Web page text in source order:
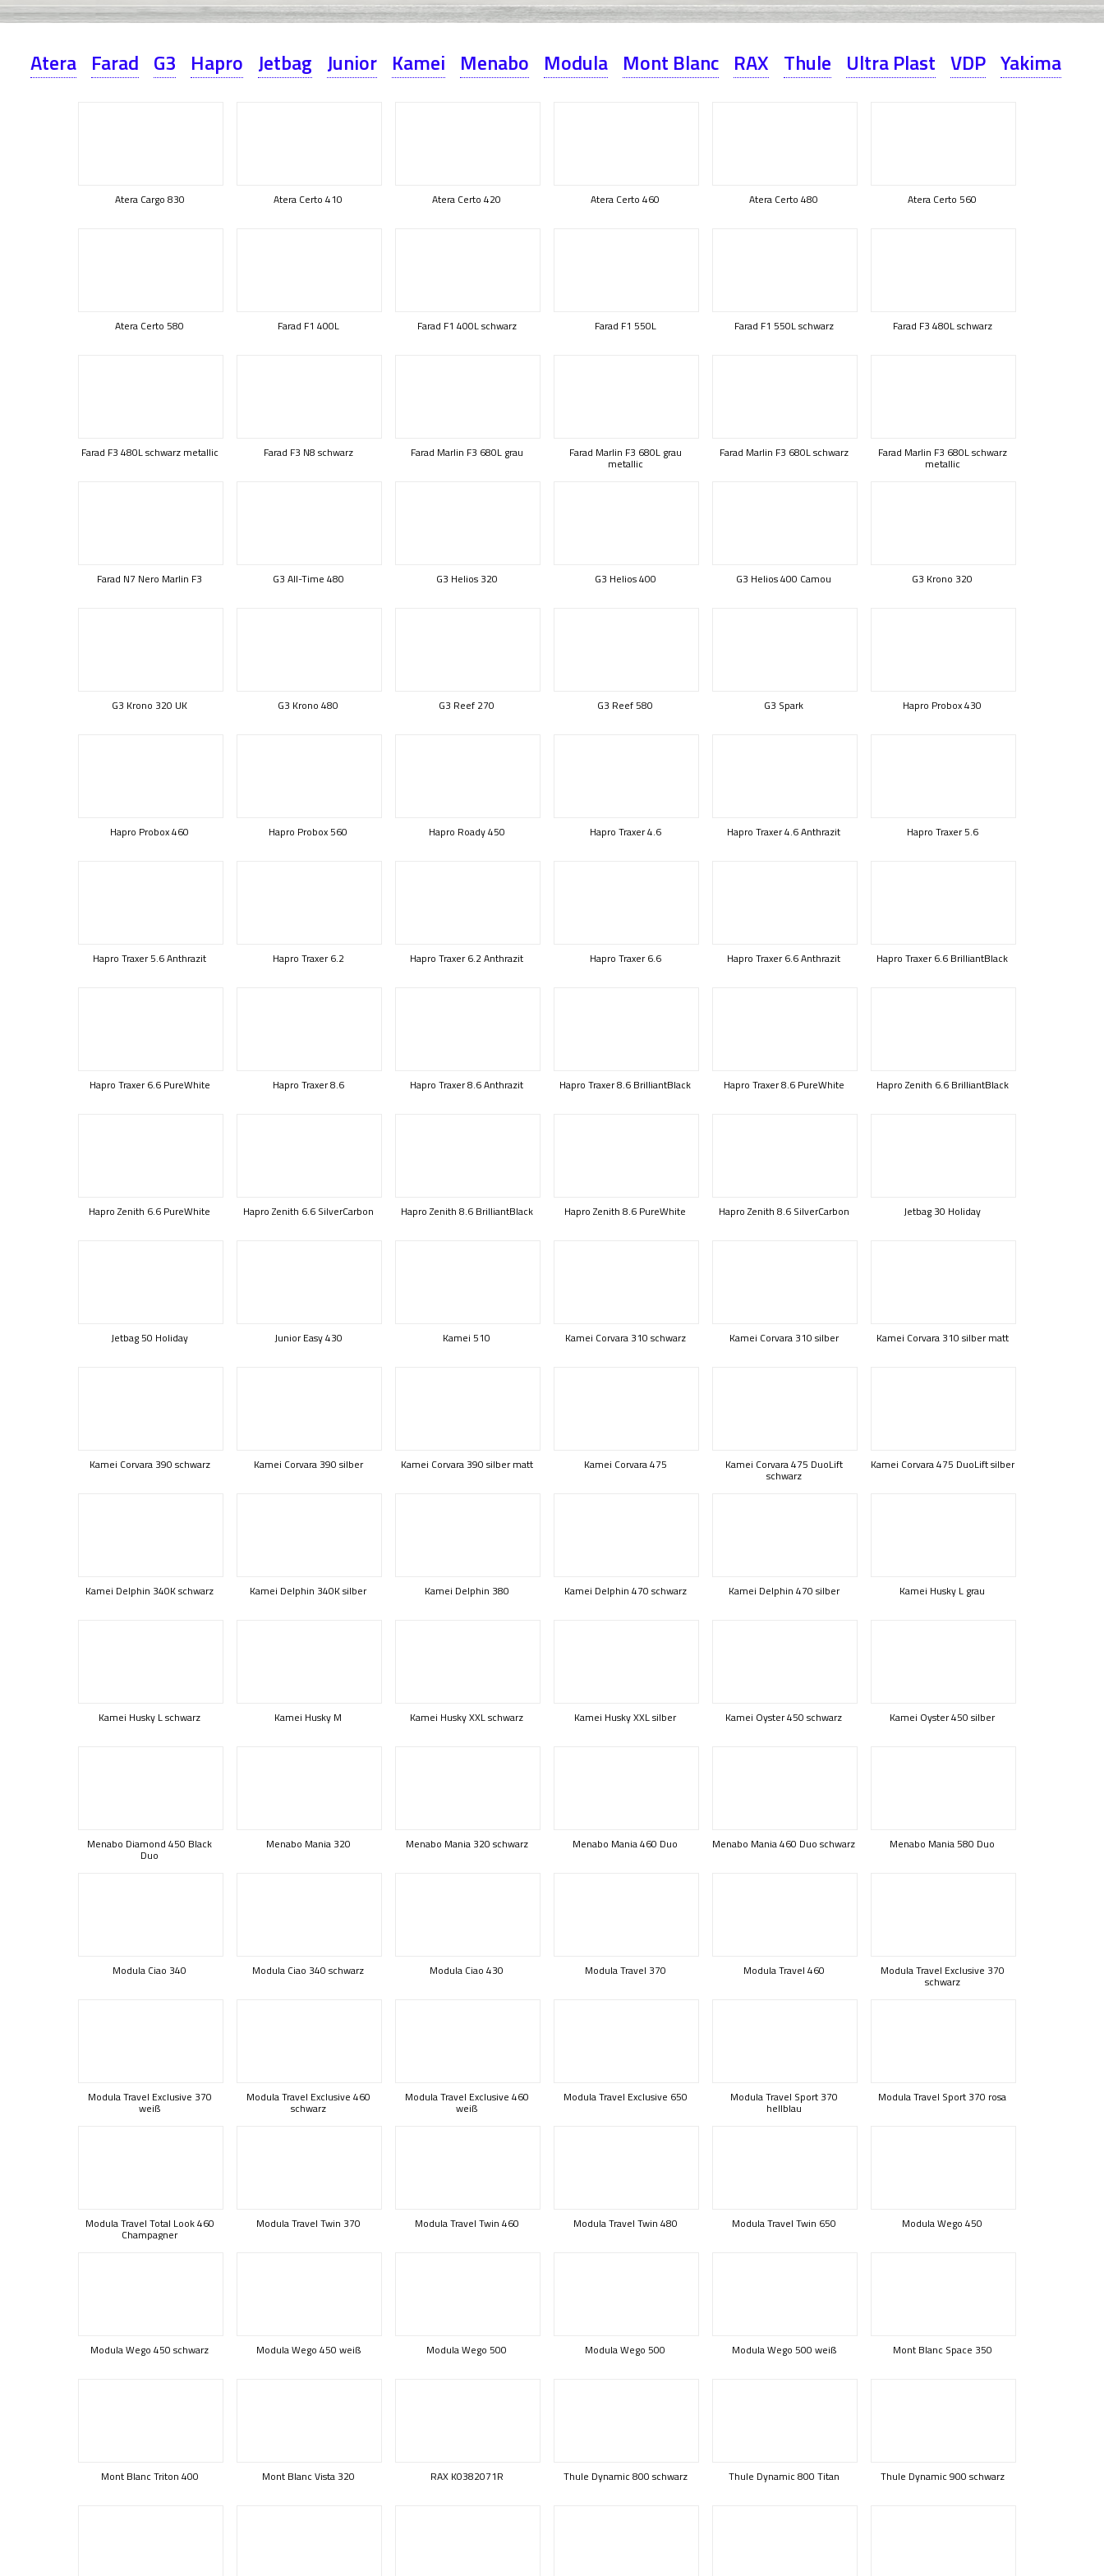
Atera Farad G3 Hapro Jetbag Junior Kamei Menabo Modula Mont Blanc RAX Thule Ultra Plast VDP Yakima
Atera Cargo 830 Atera Certo 410 Atera Certo 420 Atera Certo 460 Atera Certo 480 Atera Certo 560
Atera Certo 580 Farad F1 400L Farad F1 400L schwarz Farad F1 550L Farad F1 550L schwarz Farad F3 480L schwarz
Farad F3 480L schwarz metallic Farad F3 N8 schwarz Farad Marlin F3 680L grau Farad Marlin F3 680L grau
metallic
Farad Marlin F3 680L schwarz Farad Marlin F3 680L schwarz
metallic
Farad N7 Nero Marlin F3 G3 All-Time 480 G3 Helios 320 G3 Helios 400 G3 Helios 400 Camou G3 Krono 320
G3 Krono 320 UK G3 Krono 480 G3 Reef 270 G3 Reef 580 G3 Spark Hapro Probox 430
Hapro Probox 460 Hapro Probox 560 Hapro Roady 450 Hapro Traxer 4.6 Hapro Traxer 4.6 Anthrazit Hapro Traxer 5.6
Hapro Traxer 5.6 Anthrazit Hapro Traxer 6.2 Hapro Traxer 6.2 Anthrazit Hapro Traxer 6.6 Hapro Traxer 6.6 Anthrazit Hapro Traxer 6.6 BrilliantBlack
Hapro Traxer 6.6 PureWhite Hapro Traxer 8.6 Hapro Traxer 8.6 Anthrazit Hapro Traxer 8.6 BrilliantBlack Hapro Traxer 8.6 PureWhite Hapro Zenith 6.6 BrilliantBlack
Hapro Zenith 6.6 PureWhite Hapro Zenith 6.6 SilverCarbon Hapro Zenith 8.6 BrilliantBlack Hapro Zenith 8.6 PureWhite Hapro Zenith 8.6 SilverCarbon Jetbag 30 Holiday
Jetbag 50 Holiday Junior Easy 430 Kamei 510 Kamei Corvara 310 schwarz Kamei Corvara 310 silber Kamei Corvara 310 silber matt
Kamei Corvara 390 schwarz Kamei Corvara 390 silber Kamei Corvara 390 silber matt Kamei Corvara 475 Kamei Corvara 475 DuoLift
schwarz
Kamei Corvara 475 DuoLift silber
Kamei Delphin 340K schwarz Kamei Delphin 340K silber Kamei Delphin 380 Kamei Delphin 470 schwarz Kamei Delphin 470 silber Kamei Husky L grau
Kamei Husky L schwarz Kamei Husky M Kamei Husky XXL schwarz Kamei Husky XXL silber Kamei Oyster 450 schwarz Kamei Oyster 450 silber
Menabo Diamond 450 Black
Duo
Menabo Mania 320 Menabo Mania 320 schwarz Menabo Mania 460 Duo Menabo Mania 460 Duo schwarz Menabo Mania 580 Duo
Modula Ciao 340 Modula Ciao 340 schwarz Modula Ciao 430 Modula Travel 370 Modula Travel 460 Modula Travel Exclusive 370
schwarz
Modula Travel Exclusive 370
weiß
Modula Travel Exclusive 460
schwarz
Modula Travel Exclusive 460
weiß
Modula Travel Exclusive 650 Modula Travel Sport 370
hellblau
Modula Travel Sport 370 rosa
Modula Travel Total Look 460
Champagner
Modula Travel Twin 370 Modula Travel Twin 460 Modula Travel Twin 480 Modula Travel Twin 650 Modula Wego 450
Modula Wego 450 schwarz Modula Wego 450 weiß Modula Wego 500 Modula Wego 500 Modula Wego 500 weiß Mont Blanc Space 350
Mont Blanc Triton 400 Mont Blanc Vista 320 RAX K0382071R Thule Dynamic 800 schwarz Thule Dynamic 800 Titan Thule Dynamic 900 schwarz